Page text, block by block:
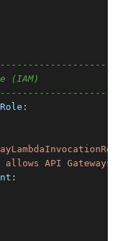
(IAM)
allows API Gateways